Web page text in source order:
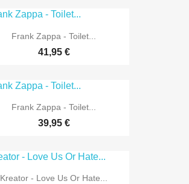
Frank Zappa - Toilet...
41,95 €
Frank Zappa - Toilet...
39,95 €
Kreator - Love Us Or Hate...